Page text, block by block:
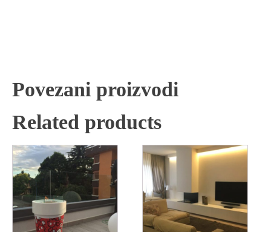
Povezani proizvodi
Related products